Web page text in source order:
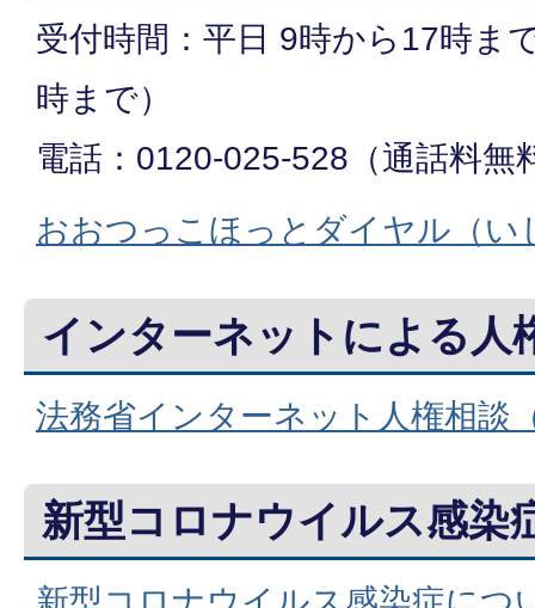
受付時間：平日 9時から17時ま
時まで）
電話：0120-025-528（通話料無
おおつっこほっとダイヤル（い
インターネットによる人
法務省インターネット人権相談
新型コロナウイルス感染